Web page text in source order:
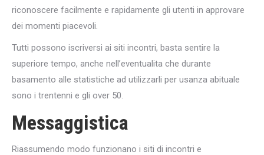
riconoscere facilmente e rapidamente gli utenti in approvare
dei momenti piacevoli.
Tutti possono iscriversi ai siti incontri, basta sentire la
superiore tempo, anche nell’eventualita che durante
basamento alle statistiche ad utilizzarli per usanza abituale
sono i trentenni e gli over 50.
Messaggistica
Riassumendo modo funzionano i siti di incontri e